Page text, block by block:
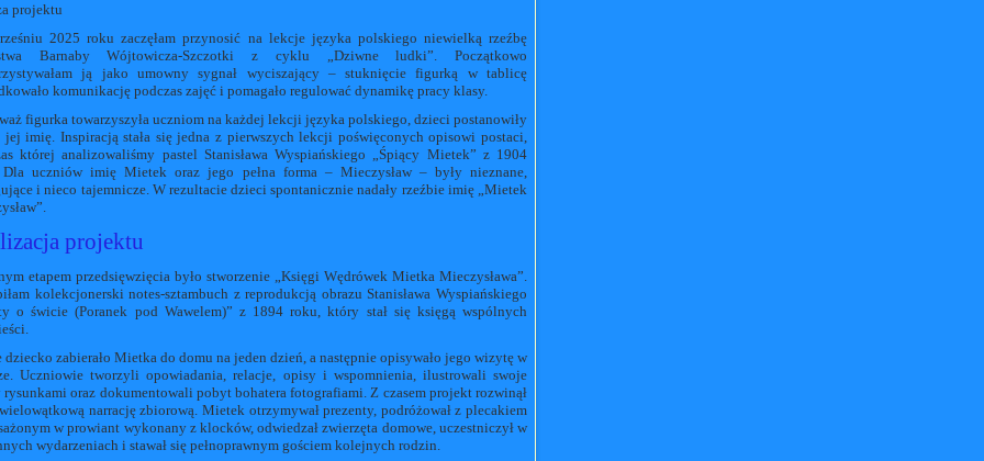
projektu
2025 roku zaczęłam przynosić na lekcje języka polskiego niewielką rzeźbę
Barnaby Wójtowicza-Szczotki z cyklu „Dziwne ludki”. Początkowo
ją jako umowny sygnał wyciszający – stuknięcie figurką w tablicę
komunikację podczas zajęć i pomagało regulować dynamikę pracy klasy.
figurka towarzyszyła uczniom na każdej lekcji języka polskiego, dzieci postanowiły
jej imię. Inspiracją stała się jedna z pierwszych lekcji poświęconych opisowi postaci,
której analizowaliśmy pastel Stanisława Wyspiańskiego „Śpiący Mietek” z 1904
uczniów imię Mietek oraz jego pełna forma – Mieczysław – były nieznane,
i nieco tajemnicze. W rezultacie dzieci spontanicznie nadały rzeźbie imię „Mietek
projektu
etapem przedsięwzięcia było stworzenie „Księgi Wędrówek Mietka Mieczysława”.
kolekcjonerski notes-sztambuch z reprodukcją obrazu Stanisława Wyspiańskiego
o świcie (Poranek pod Wawelem)” z 1894 roku, który stał się księgą wspólnych
dziecko zabierało Mietka do domu na jeden dzień, a następnie opisywało jego wizytę w
Uczniowie tworzyli opowiadania, relacje, opisy i wspomnienia, ilustrowali swoje
rysunkami oraz dokumentowali pobyt bohatera fotografiami. Z czasem projekt rozwinął
narrację zbiorową. Mietek otrzymywał prezenty, podróżował z plecakiem
w prowiant wykonany z klocków, odwiedzał zwierzęta domowe, uczestniczył w
wydarzeniach i stawał się pełnoprawnym gościem kolejnych rodzin.